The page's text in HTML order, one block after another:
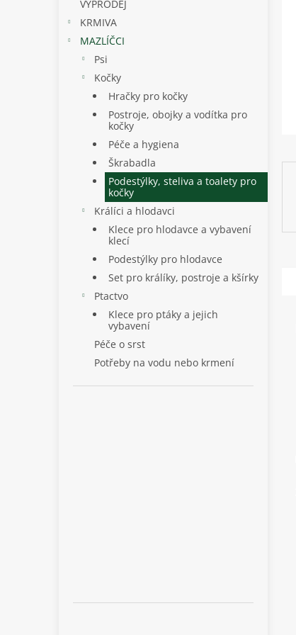
VÝPRODEJ
KRMIVA
MAZLÍČCI
Psi
Kočky
Hračky pro kočky
Postroje, obojky a vodítka pro
kočky
Péče a hygiena
Škrabadla
Podestýlky, steliva a toalety pro
kočky
Králíci a hlodavci
Klece pro hlodavce a vybavení
klecí
Podestýlky pro hlodavce
Set pro králíky, postroje a kšírky
Ptactvo
Klece pro ptáky a jejich
vybavení
Péče o srst
Potřeby na vodu nebo krmení